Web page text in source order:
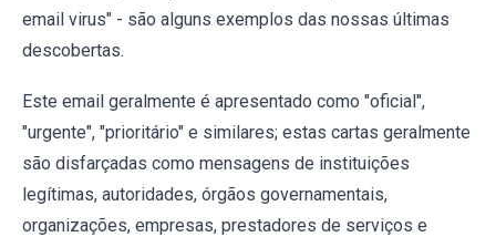
email virus" - são alguns exemplos das nossas últimas
descobertas.
Este email geralmente é apresentado como "oficial",
"urgente", "prioritário" e similares; estas cartas geralmente
são disfarçadas como mensagens de instituições
legítimas, autoridades, órgãos governamentais,
organizações, empresas, prestadores de serviços e